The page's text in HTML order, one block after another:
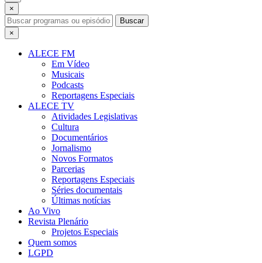
×
Buscar
×
ALECE FM
Em Vídeo
Musicais
Podcasts
Reportagens Especiais
ALECE TV
Atividades Legislativas
Cultura
Documentários
Jornalismo
Novos Formatos
Parcerias
Reportagens Especiais
Séries documentais
Últimas notícias
Ao Vivo
Revista Plenário
Projetos Especiais
Quem somos
LGPD